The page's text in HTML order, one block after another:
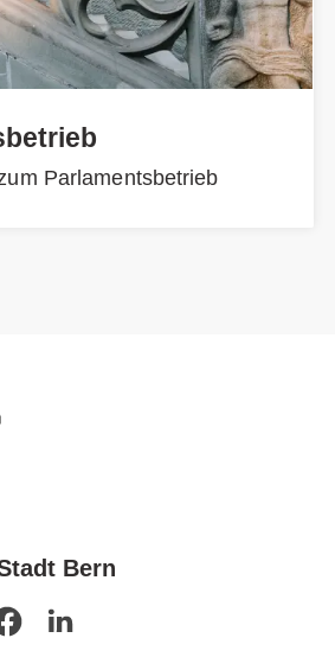
Parlamentsbetrieb
Bern